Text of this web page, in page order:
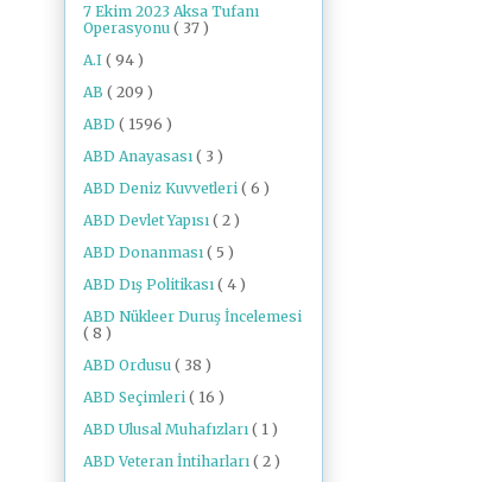
7 Ekim 2023 Aksa Tufanı
Operasyonu ( 37 )
A.I ( 94 )
AB ( 209 )
ABD ( 1596 )
ABD Anayasası ( 3 )
ABD Deniz Kuvvetleri ( 6 )
ABD Devlet Yapısı ( 2 )
ABD Donanması ( 5 )
ABD Dış Politikası ( 4 )
ABD Nükleer Duruş İncelemesi
( 8 )
ABD Ordusu ( 38 )
ABD Seçimleri ( 16 )
ABD Ulusal Muhafızları ( 1 )
ABD Veteran İntiharları ( 2 )